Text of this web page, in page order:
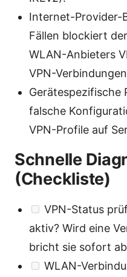
Internet-Provider-
Fällen blockiert
WLAN-Anbieters
VPN-
Gerätespezifische
falsche
VPN-Profile auf
Schnelle
(Checkliste)
VPN-Status
aktiv? Wird eine
bricht sie sofort
WLAN-